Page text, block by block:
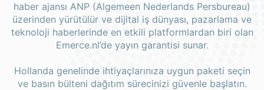
haber ajansı ANP (Algemeen Nederlands Persbureau)
üzerinden yürütülür ve dijital iş dünyası, pazarlama ve
teknoloji haberlerinde en etkili platformlardan biri olan
Emerce.nl’de yayın garantisi sunar.
Hollanda genelinde ihtiyaçlarınıza uygun paketi seçin
ve basın bülteni dağıtım sürecinizi güvenle başlatın.